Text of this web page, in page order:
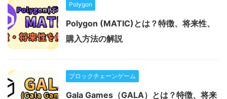
Polygon
Polygon (MATIC)とは？特徴、将来性、
購入方法の解説
ブロックチェーンゲーム
Gala Games（GALA）とは？特徴、将来